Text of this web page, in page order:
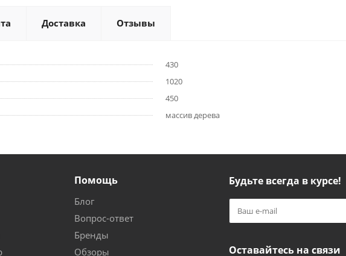
Доставка Отзывы
430
1020
450
массив дерева
Помощь
Блог
Вопрос-ответ
Бренды
Обзоры
Будьте всегда в курсе!
Оставайтесь на связи